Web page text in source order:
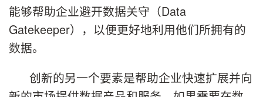
能够帮助企业避开数据关守（Data
Gatekeeper），以便更好地利用他们所拥有的
数据。
创新的另一个要素是帮助企业快速扩展并向